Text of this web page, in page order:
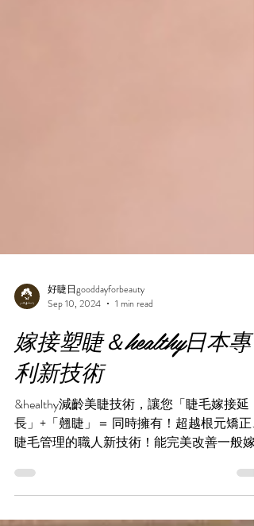
Sep 10, 2024
1 min read
嫁接塑睫＆healthy日本專
利新技術
&healthy減齡美睫技術，讓您「睫毛嫁接延
長」+「翹睫」＝ 同時擁有！超越根元矯正
睫毛管理的職人新技術！能完美改善一般嫁